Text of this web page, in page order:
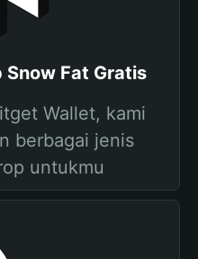
Fat Gratis
Wallet, kami
berbagai jenis
untukmu